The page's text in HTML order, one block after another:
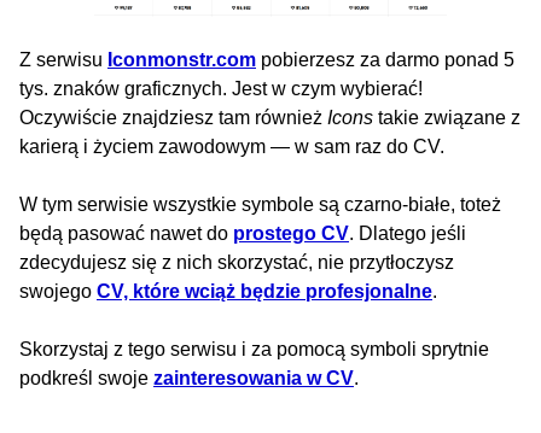
Z serwisu Iconmonstr.com pobierzesz za darmo ponad 5
tys. znaków graficznych. Jest w czym wybierać!
Oczywiście znajdziesz tam również Icons takie związane z
karierą i życiem zawodowym — w sam raz do CV.
W tym serwisie wszystkie symbole są czarno-białe, toteż
będą pasować nawet do prostego CV. Dlatego jeśli
zdecydujesz się z nich skorzystać, nie przytłoczysz
swojego CV, które wciąż będzie profesjonalne.
Skorzystaj z tego serwisu i za pomocą symboli sprytnie
podkreśl swoje zainteresowania w CV.